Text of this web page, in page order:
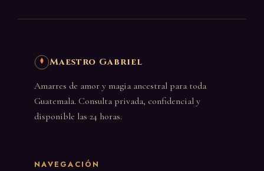
Maestro Gabriel
Amarres de amor y magia ancestral para toda
Guatemala. Consulta privada, confidencial y
disponible las 24 horas.
NAVEGACIÓN